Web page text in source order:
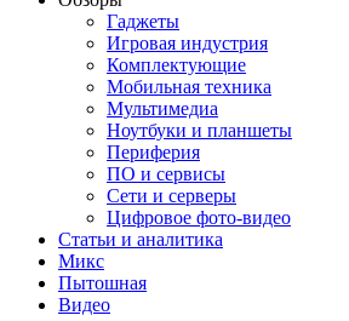
Гаджеты
Игровая индустрия
Комплектующие
Мобильная техника
Мультимедиа
Ноутбуки и планшеты
Периферия
ПО и сервисы
Сети и серверы
Цифровое фото-видео
Статьи и аналитика
Микс
Пытошная
Видео